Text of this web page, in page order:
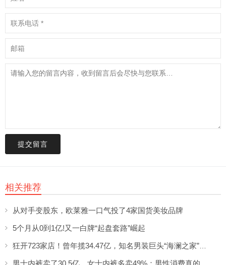
提交留言
相关推荐
从对手变股东，欧莱雅一口气投了4家国货美妆品牌
5个月从0到1亿!又一白牌“起盘套路”崛起